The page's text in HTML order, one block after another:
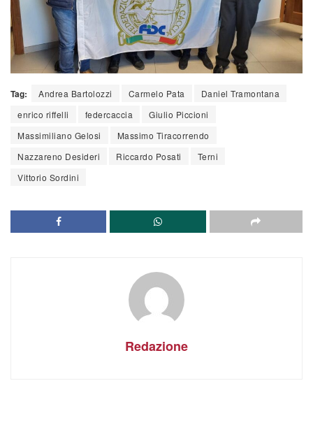
Tag: Andrea Bartolozzi Carmelo Pata
Daniel Tramontana
enrico riffelli
federcaccia
Giulio Piccioni
Massimiliano Gelosi
Massimo Tiracorrendo
Nazzareno Desideri
Riccardo Posati
Terni
Vittorio Sordini
Redazione